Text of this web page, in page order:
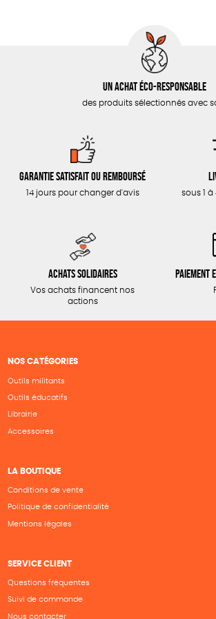
CUISINE / NUTRITION
ACCESSOIRES
Un achat éco-responsable
des produits sélectionnés avec
Garantie satisfait ou remboursé
14 jours pour changer d'avis sous 1
Achats solidaires
Vos achats financent nos
actions
Paiement
NOS CATÉGORIES
Outils militants
Outils éducatifs
Librairie
Accessoires
LA BOUTIQUE
Conditions de vente
Politique de confidentialité
Mentions légales
SERVICE CLIENT
Questions fréquentes
Suivi de commande
Nous contacter